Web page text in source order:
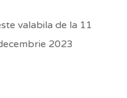
valabila de la 11
2023